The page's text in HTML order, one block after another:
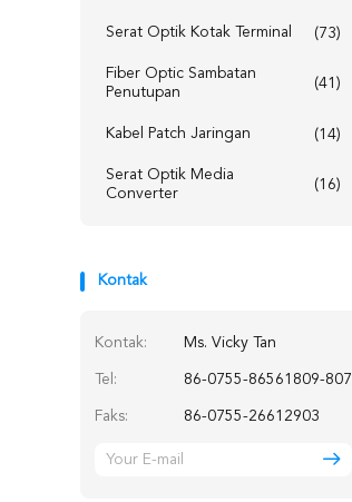
Serat Optik Kotak Terminal (73)
Fiber Optic Sambatan
Penutupan
(41)
Kabel Patch Jaringan (14)
Serat Optik Media
Converter
(16)
Kontak
Kontak: Ms. Vicky Tan
Tel: 86-0755-86561809-807
Faks: 86-0755-26612903